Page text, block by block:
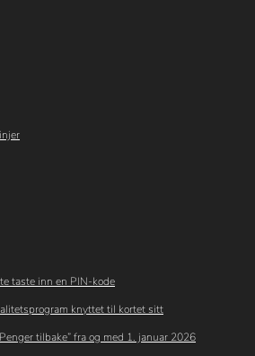
taste inn en PIN-kode
knyttet til kortet sitt
tilbake” fra og med 1. januar 2026